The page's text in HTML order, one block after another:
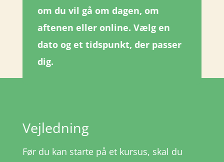
om du vil gå om dagen, om
aftenen eller online. Vælg en
dato og et tidspunkt, der passer
dig.
Vejledning
Før du kan starte på et kursus, skal du